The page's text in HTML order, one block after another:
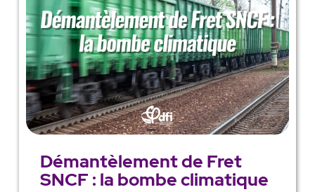
Démantèlement de Fret
SNCF : la bombe climatique